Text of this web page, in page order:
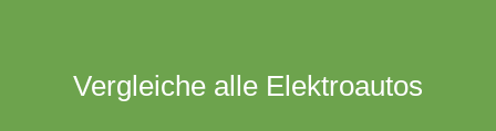
Vergleiche alle Elektroautos